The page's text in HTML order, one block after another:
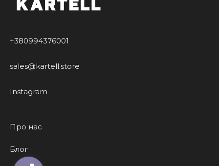
+380994376001
sales@kartell.store
Instagram
Про нас
Блог